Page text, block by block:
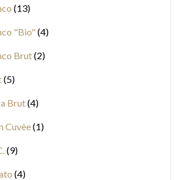
13
"Bio" 4
Brut 2
5
Brut 4
Cuvèe 1
9
4